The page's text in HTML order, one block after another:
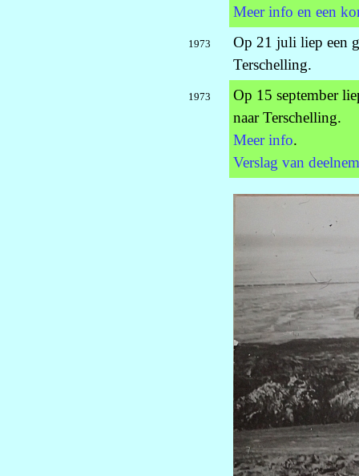
Meer info en een
1973
Op 21 juli liep een
Terschelling.
1973
Op 15 september
naar Terschelling.
Meer info.
Verslag van